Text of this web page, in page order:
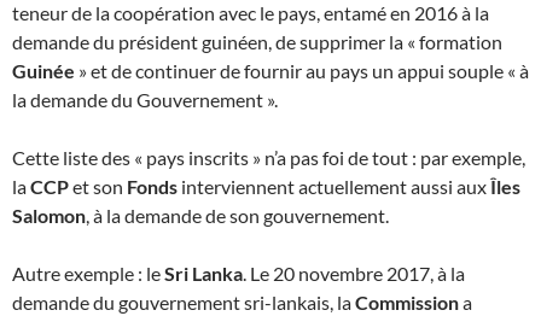
teneur de la coopération avec le pays, entamé en 2016 à la
demande du président guinéen, de supprimer la « formation
Guinée » et de continuer de fournir au pays un appui souple « à
la demande du Gouvernement ».
Cette liste des « pays inscrits » n’a pas foi de tout : par exemple,
laCCPet son Fonds interviennent actuellement aussi auxÎles
Salomon, à la demande de son gouvernement.
Autre exemple : leSri Lanka. Le 20 novembre 2017, à la
demande du gouvernement sri-lankais, laCommissiona